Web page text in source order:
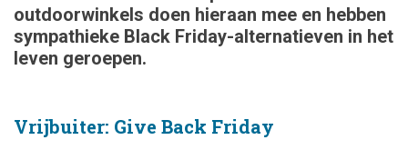
outdoorwinkels doen hieraan mee en hebben
sympathieke Black Friday-alternatieven in het
leven geroepen.
Vrijbuiter: Give Back Friday